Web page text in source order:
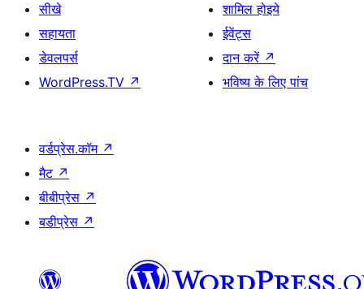
सीखे
सहायता
डेवलपर्स
WordPress.TV ↗
शामिल होइये
ईवेंट्स
दान करें ↗
भविष्य के लिए पांच
वर्डप्रेस.कॉम ↗
मैट ↗
बीबीप्रेस ↗
बडीप्रेस ↗